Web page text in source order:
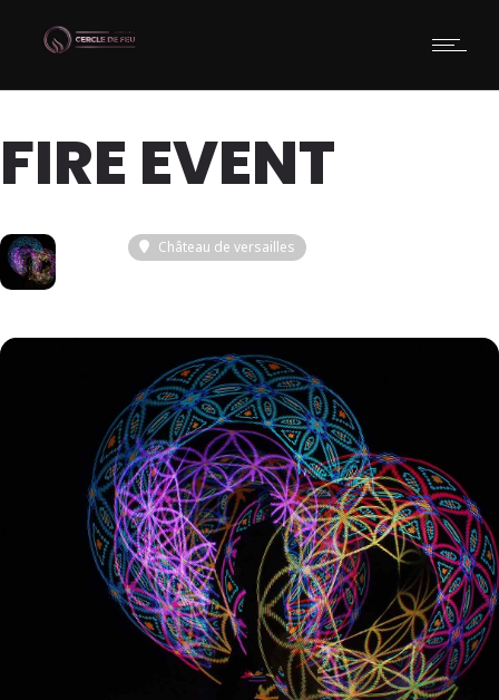
FIRE EVENT
Château de versailles